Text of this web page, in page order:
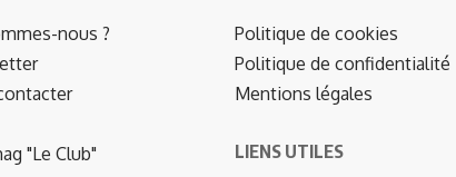
nous ?
"Le Club"
Politique de cookies
Politique de confidentialité
Mentions légales
LIENS UTILES